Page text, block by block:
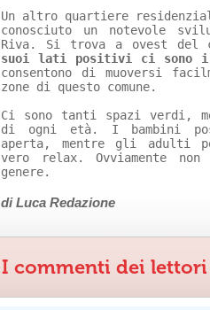
Un altro quartiere
conosciuto un notevole
Riva. Si trova a ovest
suoi lati positivi ci sono i
consentono di muoversi
zone di questo comune.
Ci sono tanti spazi verdi,
di ogni età. I bambini
aperta, mentre gli adulti
vero relax. Ovviamente
genere.
di Luca Redazione
I commenti dei lettori